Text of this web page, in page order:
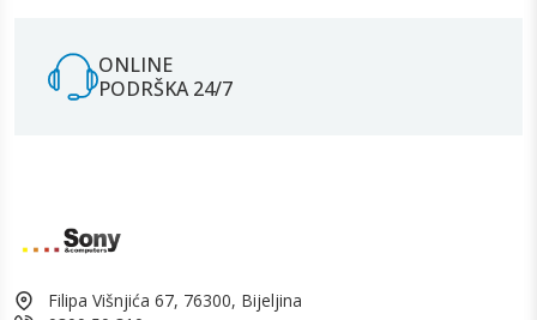
ONLINE
PODRŠKA 24/7
Filipa Višnjića 67, 76300, Bijeljina